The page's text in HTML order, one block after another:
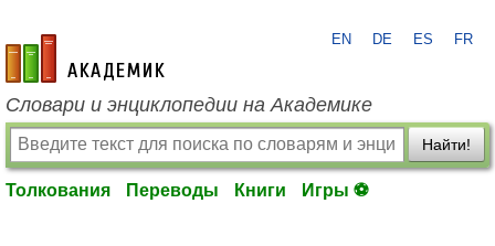
academic.ru
EN DE ES FR
Словари и энциклопедии на Академике
Найти!
Толкования Переводы Книги Игры ⚽